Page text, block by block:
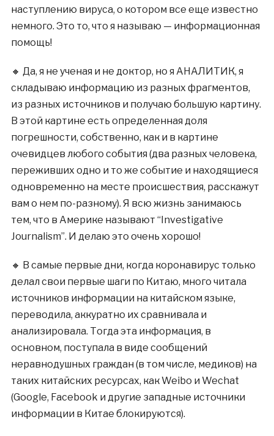
наступлению вируса, о котором все еще известно
немного. Это то, что я называю — информационная
помощь!
🔸 Да, я не ученая и не доктор, но я АНАЛИТИК, я
складываю информацию из разных фрагментов,
из разных источников и получаю большую картину.
В этой картине есть определенная доля
погрешности, собственно, как и в картине
очевидцев любого события (два разных человека,
переживших одно и то же событие и находящиеся
одновременно на месте происшествия, расскажут
вам о нем по-разному). Я всю жизнь занимаюсь
тем, что в Америке называют “Investigative
Journalism”. И делаю это очень хорошо!
🔸 В самые первые дни, когда коронавирус только
делал свои первые шаги по Китаю, много читала
источников информации на китайском языке,
переводила, аккуратно их сравнивала и
анализировала. Тогда эта информация, в
основном, поступала в виде сообщений
неравнодушных граждан (в том числе, медиков) на
таких китайских ресурсах, как Weibo и Wechat
(Google, Facebook и другие западные источники
информации в Китае блокируются).